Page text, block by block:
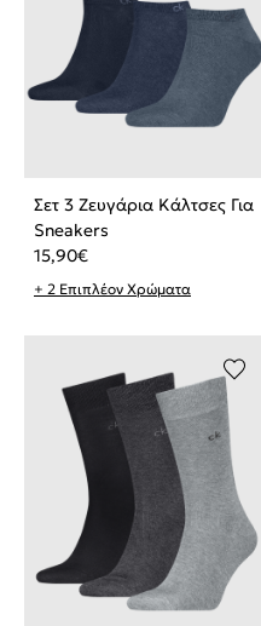
Σετ 3 Ζευγάρια Κάλτσες Για
Sneakers
15,90€
+ 2 Επιπλέον Χρώματα